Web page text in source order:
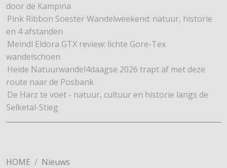
door de Kampina
Pink Ribbon Soester Wandelweekend: natuur, historie
en 4 afstanden
Meindl Eldora GTX review: lichte Gore-Tex
wandelschoen
Heide Natuurwandel4daagse 2026 trapt af met deze
route naar de Posbank
De Harz te voet - natuur, cultuur en historie langs de
Selketal-Stieg
HOME
Nieuws